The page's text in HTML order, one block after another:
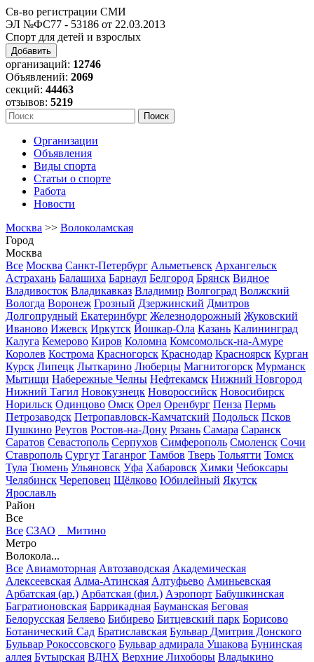
Св-во регистрации СМИ
ЭЛ №ФС77 - 53186 от 22.03.2013
Спорт для детей и взрослых
Добавить
организаций: 12746
Объявлений: 2069
секций: 44463
отзывов: 5219
Организации
Объявления
Виды спорта
Статьи о спорте
Работа
Новости
Москва >> Волоколамская
Город
Москва
Все Москва Санкт-Петербург Альметьевск Архангельск
Астрахань Балашиха Барнаул Белгород Брянск Видное
Владивосток Владикавказ Владимир Волгоград Волжский
Вологда Воронеж Грозный Дзержинский Дмитров
Долгопрудный Екатеринбург Железнодорожный Жуковский
Иваново Ижевск Иркутск Йошкар-Ола Казань Калининград
Калуга Кемерово Киров Коломна Комсомольск-на-Амуре
Королев Кострома Красногорск Краснодар Красноярск Курган
Курск Липецк Лыткарино Люберцы Магнитогорск Мурманск
Мытищи Набережные Челны Нефтекамск Нижний Новгород
Нижний Тагил Новокузнецк Новороссийск Новосибирск
Норильск Одинцово Омск Орел Оренбург Пенза Пермь
Петрозаводск Петропавловск-Камчатский Подольск Псков
Пушкино Реутов Ростов-на-Дону Рязань Самара Саранск
Саратов Севастополь Серпухов Симферополь Смоленск Сочи
Ставрополь Сургут Таганрог Тамбов Тверь Тольятти Томск
Тула Тюмень Ульяновск Уфа Хабаровск Химки Чебоксары
Челябинск Череповец Щёлково Юбилейный Якутск
Ярославль
Район
Все
Все СЗАО
Митино
Метро
Волокола...
Все Авиамоторная Автозаводская Академическая
Алексеевская Алма-Атинская Алтуфьево Аминьевская
Арбатская (ар.) Арбатская (фил.) Аэропорт Бабушкинская
Багратионовская Баррикадная Бауманская Беговая
Белорусская Беляево Бибирево Битцевский парк Борисово
Ботанический Сад Братиславская Бульвар Дмитрия Донского
Бульвар Рокоссовского Бульвар адмирала Ушакова Бунинская
аллея Бутырская ВДНХ Верхние Лихоборы Владыкино